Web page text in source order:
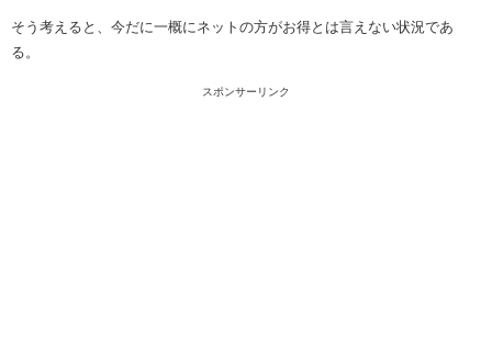
そう考えると、今だに一概にネットの方がお得とは言えない状況であ
る。
スポンサーリンク